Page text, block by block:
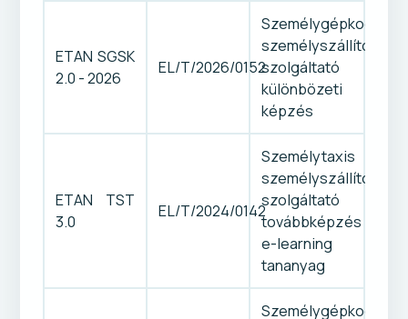
ETAN SGSK
2.0 - 2026
EL/T/2026/0152
Személygépkocsis
személyszállító
szolgáltató
különbözeti
képzés
ETAN TST
3.0
EL/T/2024/0142
Személytaxis
személyszállító
szolgáltató
továbbképzés
e-learning
tananyag
Személygépkocsis